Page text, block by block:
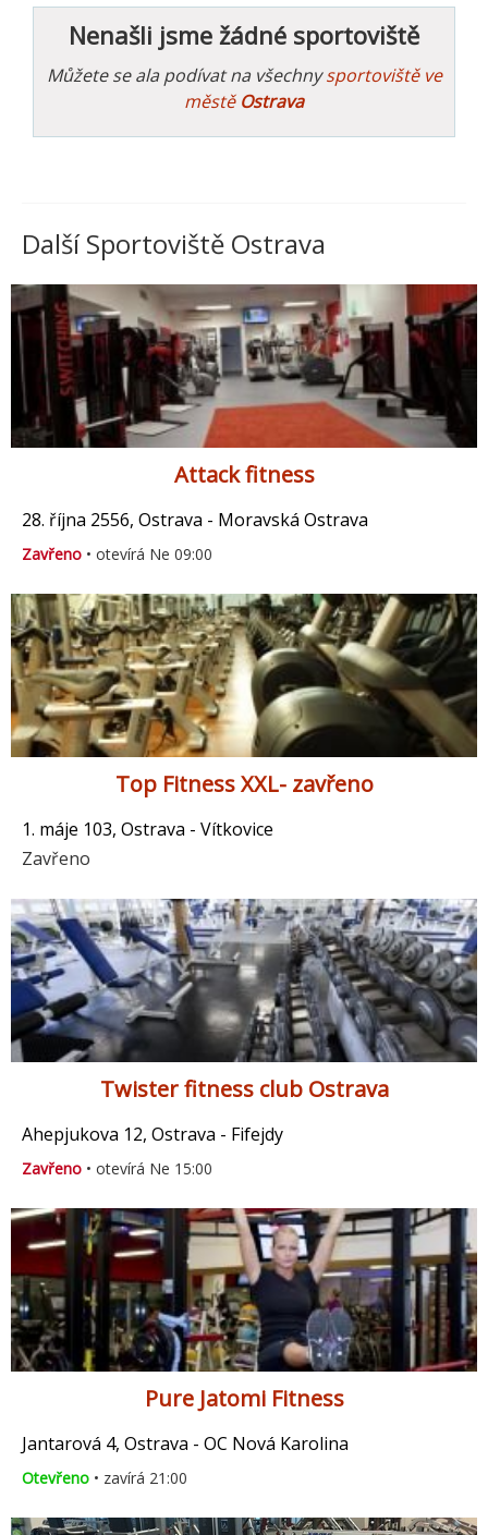
Nenašli jsme žádné sportoviště
Můžete se ala podívat na všechnysportoviště ve
městě Ostrava
Další Sportoviště Ostrava
Attack fitness
28. října 2556, Ostrava - Moravská Ostrava
Zavřeno • otevírá Ne 09:00
Top Fitness XXL- zavřeno
1. máje 103, Ostrava - Vítkovice
Zavřeno
Twister fitness club Ostrava
Ahepjukova 12, Ostrava - Fifejdy
Zavřeno • otevírá Ne 15:00
Pure Jatomi Fitness
Jantarová 4, Ostrava - OC Nová Karolina
Otevřeno • zavírá 21:00